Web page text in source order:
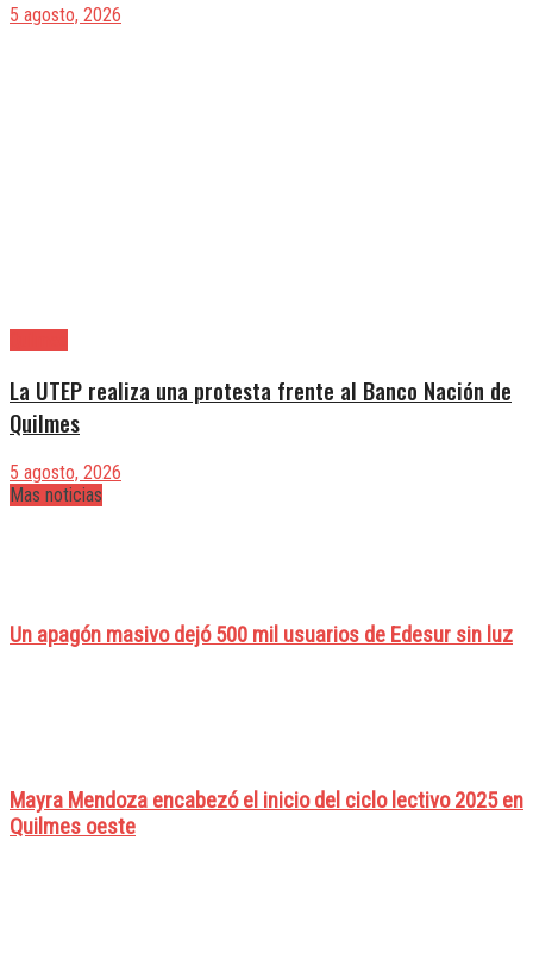
5 agosto, 2026
La UTEP realiza una protesta frente al Banco Nación de
Quilmes
5 agosto, 2026
Mas noticias
Un apagón masivo dejó 500 mil usuarios de Edesur sin luz
Mayra Mendoza encabezó el inicio del ciclo lectivo 2025 en
Quilmes oeste